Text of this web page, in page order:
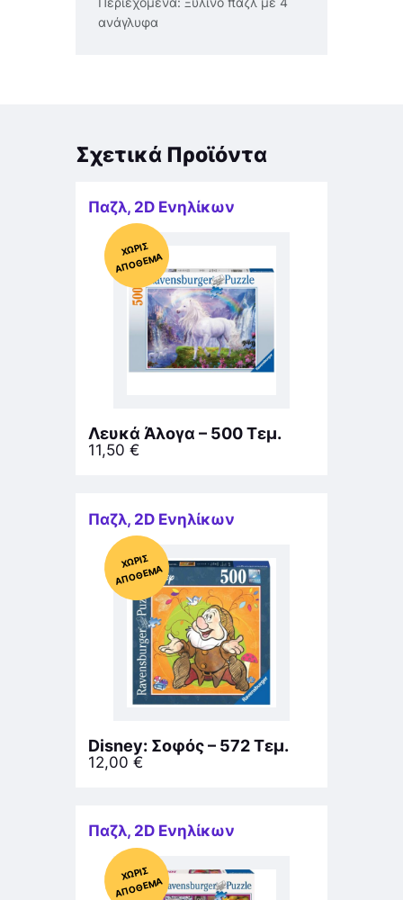
ανάγλυφα
Σχετικά Προϊόντα
Παζλ, 2D Ενηλίκων
Χ
ΩΡΊΣ
Α
Π
Ό
ΘΕ
ΜΑ
Λευκά Άλογα – 500 Τεμ.
11,50 €
Παζλ, 2D Ενηλίκων
Χ
ΩΡΊΣ
Α
Π
Ό
ΘΕ
ΜΑ
Disney: Σοφός – 572 Τεμ.
12,00 €
Παζλ, 2D Ενηλίκων
Χ
ΩΡΊΣ
Α
Π
Ό
ΘΕ
ΜΑ